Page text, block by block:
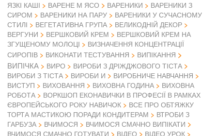
ЯЗКІ КАШІ
ВАРЕНЕ М ЯСО ВАРЕНИКИ
ВАРЕНИКИ З
СИРОМ
ВАРЕНИКИ НА ПАРУ
ВАРЕНИКИ У СУЧАСНОМУ
СТИЛІ
ВЕГЕТАТИВНА ГРУПА
ВЕЛИКОДНІЙ ДЕКОР
ВЕРГУНИ
ВЕРШКОВИЙ КРЕМ
ВЕРШКОВИЙ КРЕМ НА
ЗГУЩЕНОМУ МОЛОЦІ
ВИЗНАЧЕННЯ КОНЦЕНТРАЦІЇ
СИРОПІВ
ВИКОНАТИ ТЕСТУВАННЯ ВИПІКАННЯ
ВИПІЧКА ВИРО
ВИРОБИ З ДРІЖДЖОВОГО ТІСТА
ВИРОБИ З ТІСТА
ВИРОБИ И
ВИРОБНИЧЕ НАВЧАННЯ
ВИСТУП
ВИХОВАННЯ ВИХОВНА ГОДИНА
ВИХОВНА
РОБОТА
ВОРКШОП ЕКОНАВИЧКИ В ПРОФЕСІЇ В РАМКАХ
ЄВРОПЕЙСЬКОГО РОКУ НАВИЧОК
ВСЕ ПРО ОБТЯЖКУ
ТОРТА МАСТИКОЮ ПОРАДИ КОНДИТЕРАМ
ВТРОБИ З
ГАРБУЗА
ВЧИМОСЯ
ВЧИМОСЯ СМАЧНО ВИПІКАТИ
ВЧИМОСЯ СМАЧНО ГОТУВАТИ
ВІДЕО
ВІДЕО УРОК